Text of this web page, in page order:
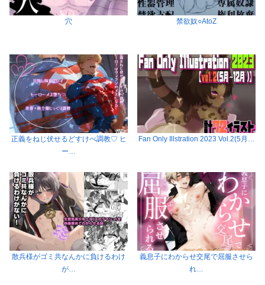
穴 禁欲奴○AtoZ
正義をねじ伏せるどすけべ調教♡ ヒ
ー…
Fan Only Illstration 2023 Vol.2(5月…
散兵様がゴミ共なんかに負けるわけ
が…
義息子にわからせ交尾で屈服させら
れ…